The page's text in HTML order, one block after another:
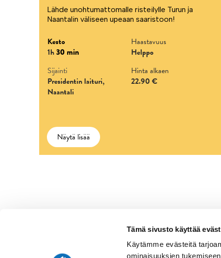
Tämä sivusto käyttää
Käytämme evästeitä
ominaisuuksien
Lähde unohtumattomalle risteilylle Turun ja
Naantalin väliseen upeaan saaristoon!
Kesto
1h30 min
Haastavuus
Helppo
Sijainti
Presidentin laituri,
Naantali
Hinta alkaen
22.90 €
Näytä lisää